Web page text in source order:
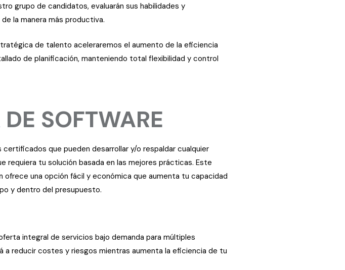
grupo de candidatos, evaluarán sus habilidades y
la manera más productiva.
de talento aceleraremos el aumento de la eficiencia
de planificación, manteniendo total flexibilidad y control
DE SOFTWARE
certificados que pueden desarrollar y/o respaldar cualquier
requiera tu solución basada en las mejores prácticas. Este
una opción fácil y económica que aumenta tu capacidad
y dentro del presupuesto.
integral de servicios bajo demanda para múltiples
a reducir costes y riesgos mientras aumenta la eficiencia de tu